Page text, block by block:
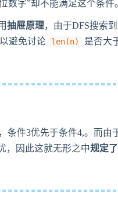
数字”却不能满足这个条件
抽屉原理，由于DFS搜索到
避免讨论 len(n)
是否大
条件3优先于条件4,。而由
，因此这就无形之中规定了